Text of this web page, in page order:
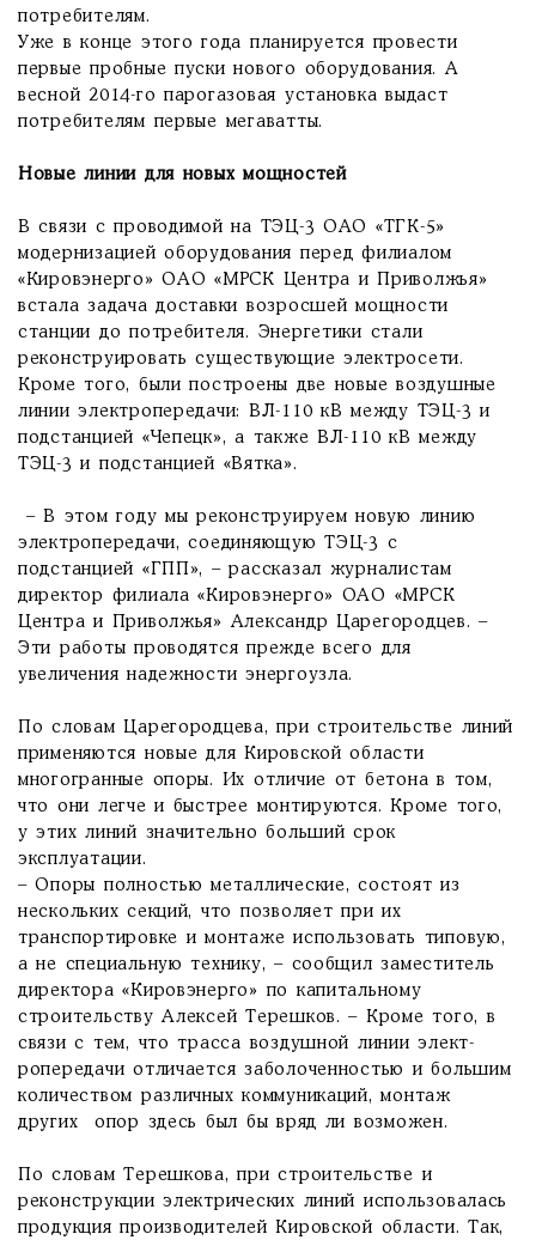
потребителям.
Уже в конце этого года планируется провести
первые пробные пуски нового оборудования. А
весной 2014-го парогазовая установка выдаст
потребителям первые мегаватты.
Новые линии для новых мощностей
В связи с проводимой на ТЭЦ-3 ОАО «ТГК-5»
модернизацией оборудования перед филиалом
«Кировэнерго» ОАО «МРСК Центра и Приволжья»
встала задача доставки возросшей мощности
станции до потребителя. Энергетики стали
реконструировать существующие элект­росети.
Кроме того, были построены две новые воздушные
линии электропередачи: ВЛ-110 кВ между ТЭЦ-3 и
подстанцией «Чепецк», а также ВЛ-110 кВ между
ТЭЦ-3 и подстанцией «Вятка».
– В этом году мы реконструируем новую линию
электропередачи, соединяющую ТЭЦ-3 с
подстанцией «ГПП», – рассказал журналистам
директор филиала «Кировэнерго» ОАО «МРСК
Центра и Приволжья» Александр Царегородцев. –
Эти работы проводятся прежде всего для
увеличения надежности энергоузла.
По словам Царегородцева, при строительстве линий
применяются новые для Кировской области
многогранные опоры. Их отличие от бетона в том,
что они легче и быстрее монтируются. Кроме того,
у этих линий значительно больший срок
эксплуатации.
– Опоры полностью металлические, состоят из
нескольких секций, что позволяет при их
транспортировке и монтаже использовать типовую,
а не специальную технику, – сообщил заместитель
директора «Кировэнерго» по капитальному
строительству Алексей Терешков. – Кроме того, в
связи с тем, что трасса воздушной линии элект­
ропередачи отличается заболоченностью и большим
количеством различных коммуникаций, монтаж
других опор здесь был бы вряд ли возможен.
По словам Терешкова, при строительстве и
реконструкции электрических линий использовалась
продукция производителей Кировской области. Так,